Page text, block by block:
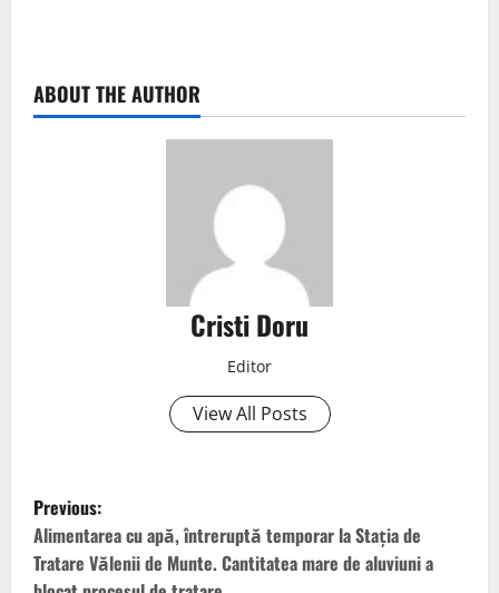
ABOUT THE AUTHOR
Cristi Doru
Editor
View All Posts
Previous:
Alimentarea cu apă, întreruptă temporar la Stația de
Tratare Vălenii de Munte. Cantitatea mare de aluviuni a